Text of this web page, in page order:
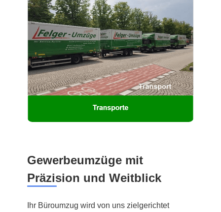
Gewerbeumzüge mit
Präzision und Weitblick
Ihr Büroumzug wird von uns zielgerichtet